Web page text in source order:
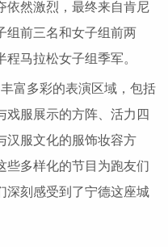
依然激烈，最终来自肯尼
组前三名和女子组前两
马拉松女子组季军。
富多彩的表演区域，包括
戏服展示的方阵、活力四
汉服文化的服饰妆容方
些多样化的节目为跑友们
深刻感受到了宁德这座城